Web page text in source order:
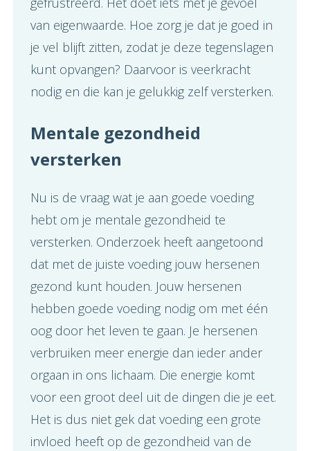
van eigenwaarde. Hoe zorg je dat je goed in
je vel blijft zitten, zodat je deze tegenslagen
kunt opvangen? Daarvoor is veerkracht
nodig en die kan je gelukkig zelf versterken.
Mentale gezondheid
versterken
Nu is de vraag wat je aan goede voeding
hebt om je mentale gezondheid te
versterken. Onderzoek heeft aangetoond
dat met de juiste voeding jouw hersenen
gezond kunt houden. Jouw hersenen
hebben goede voeding nodig om met één
oog door het leven te gaan. Je hersenen
verbruiken meer energie dan ieder ander
orgaan in ons lichaam. Die energie komt
voor een groot deel uit de dingen die je eet.
Het is dus niet gek dat voeding een grote
invloed heeft op de gezondheid van de